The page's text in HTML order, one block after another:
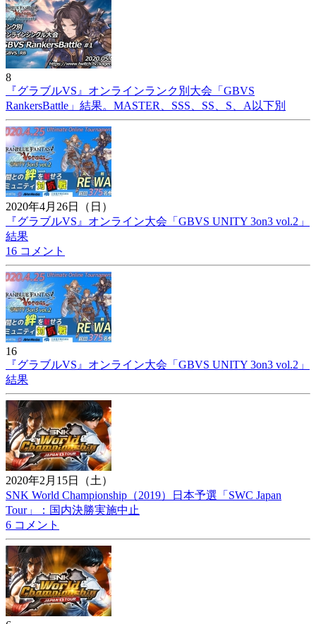
8
『グラブルVS』オンラインランク別大会「GBVS
RankersBattle」結果。MASTER、SSS、SS、S、A以下別
2020年4月26日（日）
『グラブルVS』オンライン大会「GBVS UNITY 3on3 vol.2」
結果
16 コメント
16
『グラブルVS』オンライン大会「GBVS UNITY 3on3 vol.2」
結果
2020年2月15日（土）
SNK World Championship（2019）日本予選「SWC Japan
Tour」：国内決勝実施中止
6 コメント